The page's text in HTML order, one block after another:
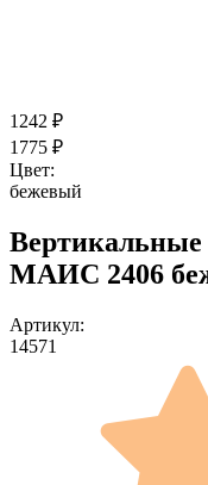
1242 ₽
1775 ₽
Цвет:
бежевый
МАИС 2406
Артикул:
14571